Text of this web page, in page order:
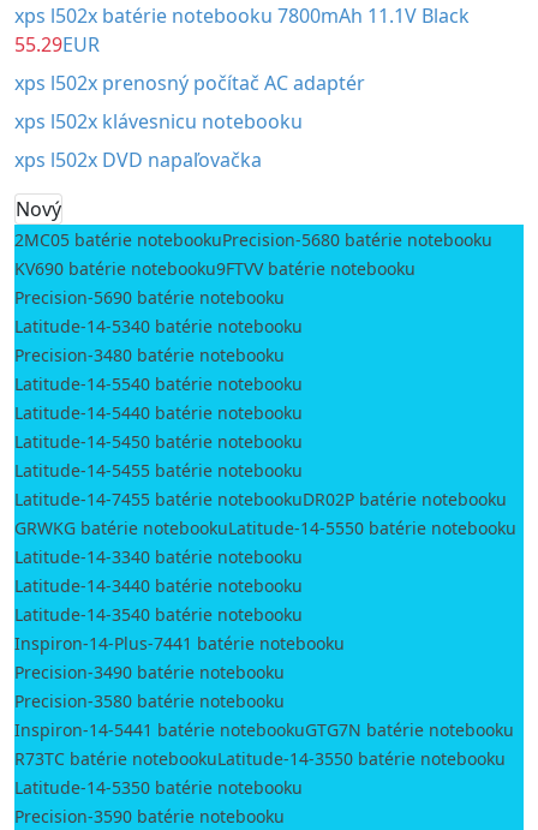
xps l502x batérie notebooku 7800mAh 11.1V Black
55.29EUR
xps l502x prenosný počítač AC adaptér
xps l502x klávesnicu notebooku
xps l502x DVD napaľovačka
Nový
2MC05 batérie notebookuPrecision-5680 batérie notebooku
KV690 batérie notebooku9FTVV batérie notebooku
Precision-5690 batérie notebooku
Latitude-14-5340 batérie notebooku
Precision-3480 batérie notebooku
Latitude-14-5540 batérie notebooku
Latitude-14-5440 batérie notebooku
Latitude-14-5450 batérie notebooku
Latitude-14-5455 batérie notebooku
Latitude-14-7455 batérie notebookuDR02P batérie notebooku
GRWKG batérie notebookuLatitude-14-5550 batérie notebooku
Latitude-14-3340 batérie notebooku
Latitude-14-3440 batérie notebooku
Latitude-14-3540 batérie notebooku
Inspiron-14-Plus-7441 batérie notebooku
Precision-3490 batérie notebooku
Precision-3580 batérie notebooku
Inspiron-14-5441 batérie notebookuGTG7N batérie notebooku
R73TC batérie notebookuLatitude-14-3550 batérie notebooku
Latitude-14-5350 batérie notebooku
Precision-3590 batérie notebooku